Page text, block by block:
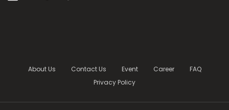
About Us Contact Us Event Career
FAQ
Privacy Policy